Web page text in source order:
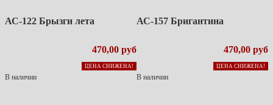
АС-122 Брызги лета
470,00 руб
ЦЕНА СНИЖЕНА!
В наличии
АС-157 Бригантина
470,00 руб
ЦЕНА СНИЖЕНА!
В наличии